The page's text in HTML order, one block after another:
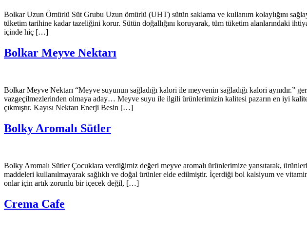
Bolkar Uzun Ömürlü Süt Grubu Uzun ömürlü (UHT) sütün saklama ve kullanım kolaylığını
tüketim tarihine kadar tazeliğini korur. Sütün doğallığını koruyarak, tüm tüketim alanlarındaki
içinde hiç […]
Bolkar Meyve Nektarı
Bolkar Meyve Nektarı “Meyve suyunun sağladığı kalori ile meyvenin sağladığı kalori aynıdır.”
vazgeçilmezlerinden olmaya aday… Meyve suyu ile ilgili ürünlerimizin kalitesi pazarın en iyi
çıkmıştır. Kayısı Nektarı Enerji Besin […]
Bolky Aromalı Sütler
Bolky Aromalı Sütler Çocuklara verdiğimiz değeri meyve aromalı ürünlerimize yansıtarak,
maddeleri kullanılmayarak sağlıklı ve doğal ürünler elde edilmiştir. İçerdiği bol kalsiyum ve
onlar için artık zorunlu bir içecek değil, […]
Crema Cafe